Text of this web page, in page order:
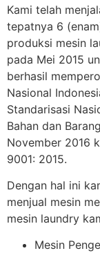
Kami telah
tepatnya 6
produksi mesin
pada Mei 2015
berhasil
Nasional
Standarisasi
Bahan dan
November 2016
9001: 2015.
Dengan hal ini
menjual mesin
mesin laundry
Mesin